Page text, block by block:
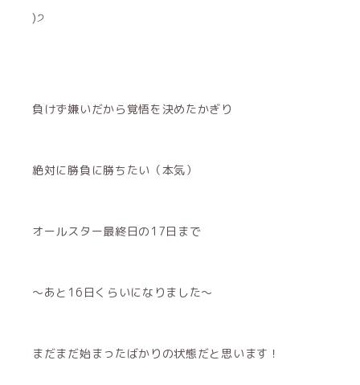
)੭
負けず嫌いだから覚悟を決めたかぎり
絶対に勝負に勝ちたい（本気）
オールスター最終日の17日まで
〜あと16日くらいになりました〜
まだまだ始まったばかりの状態だと思います！